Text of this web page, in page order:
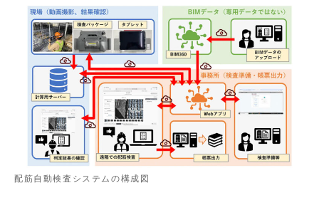
配筋自動検査システムの構成図